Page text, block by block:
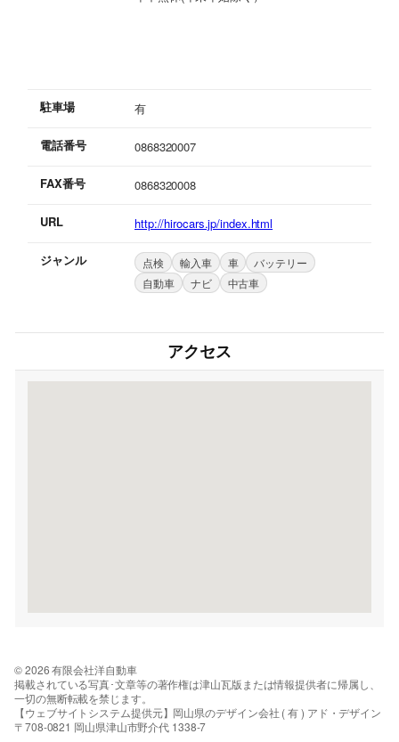
駐車場 有
電話番号 0868320007
FAX番号 0868320008
URL http://hirocars.jp/index.html
ジャンル 点検 輸入車 車
バッテリー
自動車
ナビ 中古車
アクセス
© 2026 有限会社洋自動車
掲載されている写真･文章等の著作権は津山瓦版または情報提供者に帰属し、
一切の無断転載を禁じます。
【ウェブサイトシステム提供元】岡山県のデザイン会社 ( 有 ) アド・デザイン
〒708-0821 岡山県津山市野介代 1338-7